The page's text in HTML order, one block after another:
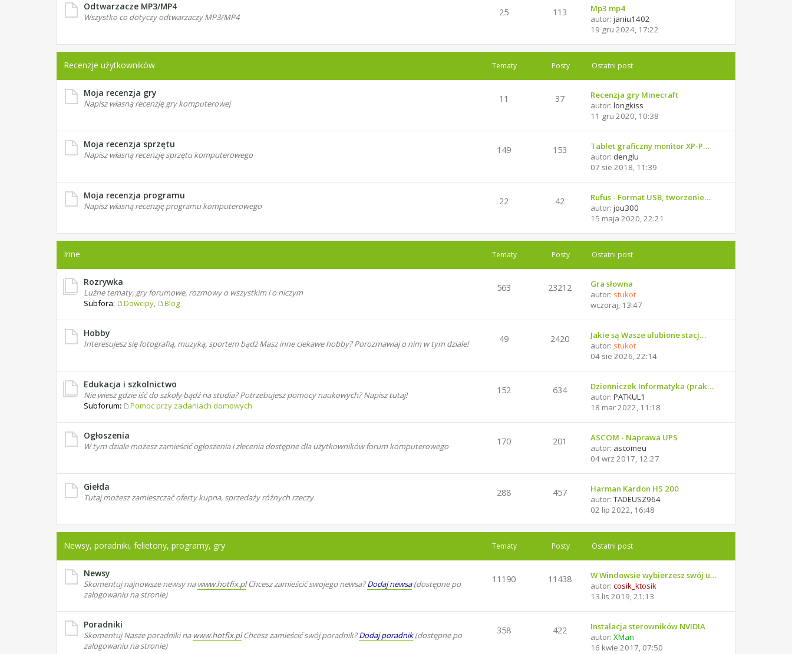
Odtwarzacze MP3/MP4
Wszystko co dotyczy odtwarzaczy MP3/MP4 25 113
Mp3 mp4
autor: janiu1402
19 gru 2024, 17:22
Recenzje użytkowników Tematy Posty Ostatni post
Moja recenzja gry
Napisz własną recenzję gry komputerowej 11 37
Recenzja gry Minecraft
autor: longkiss
11 gru 2020, 10:38
Moja recenzja sprzętu
Napisz własną recenzję sprzętu komputerowego 149 153
Tablet graficzny monitor XP-P…
autor: denglu
07 sie 2018, 11:39
Moja recenzja programu
Napisz własną recenzję programu komputerowego 22 42
Rufus - Format USB, tworzenie…
autor: jou300
15 maja 2020, 22:21
Inne Tematy Posty Ostatni post
Rozrywka
Luźne tematy, gry forumowe, rozmowy o wszystkim i o niczym
Subfora:
Dowcipy, Blog
563 23212
Gra słowna
autor: stukot
wczoraj, 13:47
Hobby
Interesujesz się fotografią, muzyką, sportem bądź Masz inne ciekawe hobby? Porozmawiaj o nim w tym dziale! 49 2420
Jakie są Wasze ulubione stacj…
autor: stukot
04 sie 2026, 22:14
Edukacja i szkolnictwo
Nie wiesz gdzie iść do szkoły bądź na studia? Potrzebujesz pomocy naukowych? Napisz tutaj!
Subforum:
Pomoc przy zadaniach domowych
152 634
Dzienniczek Informatyka (prak…
autor: PATKUL1
18 mar 2022, 11:18
Ogłoszenia
W tym dziale możesz zamieścić ogłoszenia i zlecenia dostępne dla użytkowników forum komputerowego 170 201
ASCOM - Naprawa UPS
autor: ascomeu
04 wrz 2017, 12:27
Giełda
Tutaj możesz zamieszczać oferty kupna, sprzedaży różnych rzeczy 288 457
Harman Kardon HS 200
autor: TADEUSZ964
02 lip 2022, 16:48
Newsy, poradniki, felietony, programy, gry Tematy Posty Ostatni post
Newsy
Skomentuj najnowsze newsy na www.hotfix.plChcesz zamieścić swojego newsa?Dodaj newsa(dostępne po
zalogowaniu na stronie)
11190 11438
W Windowsie wybierzesz swój u…
autor: cosik_ktosik
13 lis 2019, 21:13
Poradniki
Skomentuj Nasze poradniki na www.hotfix.plChcesz zamieścić swój poradnik?Dodaj poradnik(dostępne po
zalogowaniu na stronie)
358 422
Instalacja sterowników NVIDIA
autor: XMan
16 kwie 2017, 07:50